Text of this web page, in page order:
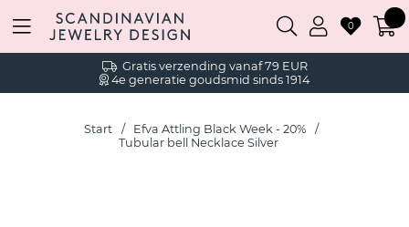
Gratis verzending vanaf 79 EUR
4e generatie goudsmid sinds 1914
0
Start
Efva Attling Black Week - 20%
Tubular bell Necklace Silver